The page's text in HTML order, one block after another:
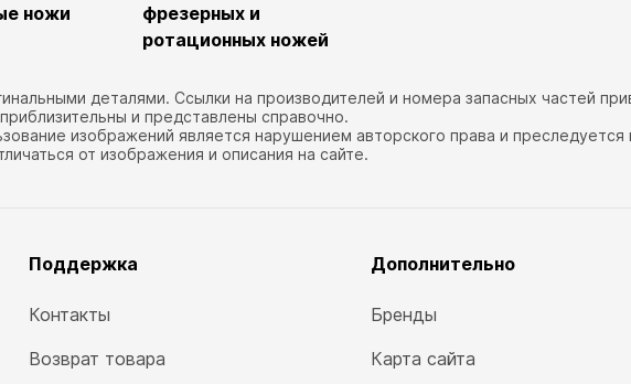
ножи
фрезерных и
ротационных ножей
деталями. Ссылки на производителей и номера запасных частей
и представлены справочно.
изображений является нарушением авторского права и преследуется
от изображения и описания на сайте.
Поддержка
Контакты
Возврат товара
Дополнительно
Бренды
Карта сайта